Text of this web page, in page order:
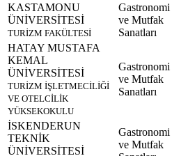
KASTAMONU
ÜNİVERSİTESİ
TURİZM FAKÜLTESİ
Gastronomi
ve Mutfak
Sanatları
HATAY MUSTAFA
KEMAL
ÜNİVERSİTESİ
TURİZM İŞLETMECİLİĞİ
VE OTELCİLİK
YÜKSEKOKULU
Gastronomi
ve Mutfak
Sanatları
İSKENDERUN
TEKNİK
ÜNİVERSİTESİ
Gastronomi
ve Mutfak